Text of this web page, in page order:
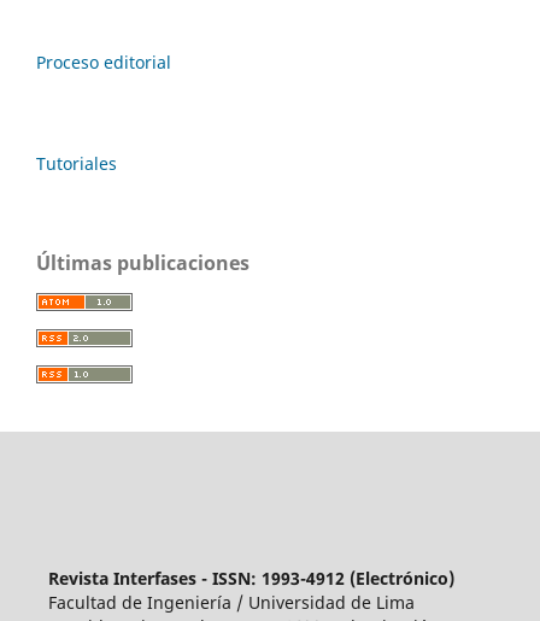
Proceso editorial
Tutoriales
Últimas publicaciones
Revista Interfases - ISSN: 1993-4912 (Electrónico)
Facultad de Ingeniería / Universidad de Lima